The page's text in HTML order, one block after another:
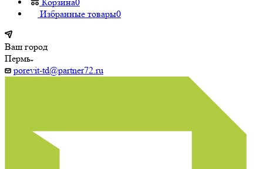
Избранные товары0
Ваш город
Пермь
porevit-td@partner72.ru